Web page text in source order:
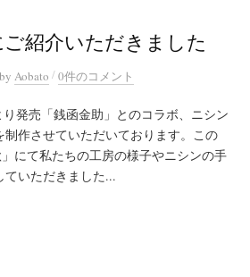
紹介いただきました
by Aobato /0件のコメント
り発売「銭函金助」とのコラボ、ニシン
作させていただいております。この
にて私たちの工房の様子やニシンの手
いただきました...